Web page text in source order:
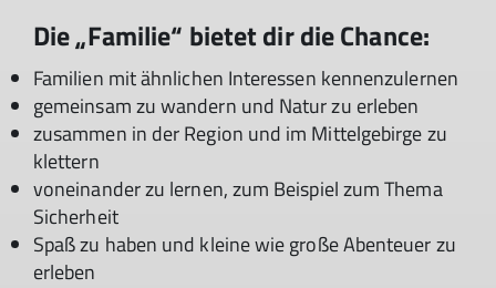
Die „Familie“ bietet dir die Chance:
Familien mit ähnlichen Interessen kennenzulernen
gemeinsam zu wandern und Natur zu erleben
zusammen in der Region und im Mittelgebirge zu
klettern
voneinander zu lernen, zum Beispiel zum Thema
Sicherheit
Spaß zu haben und kleine wie große Abenteuer zu
erleben